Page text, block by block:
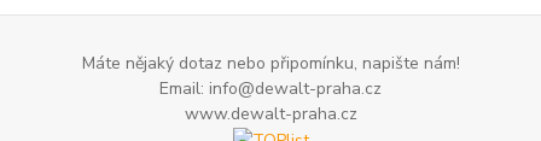
Máte nějaký dotaz nebo připomínku, napište nám!
Email: info@dewalt-praha.cz
www.dewalt-praha.cz